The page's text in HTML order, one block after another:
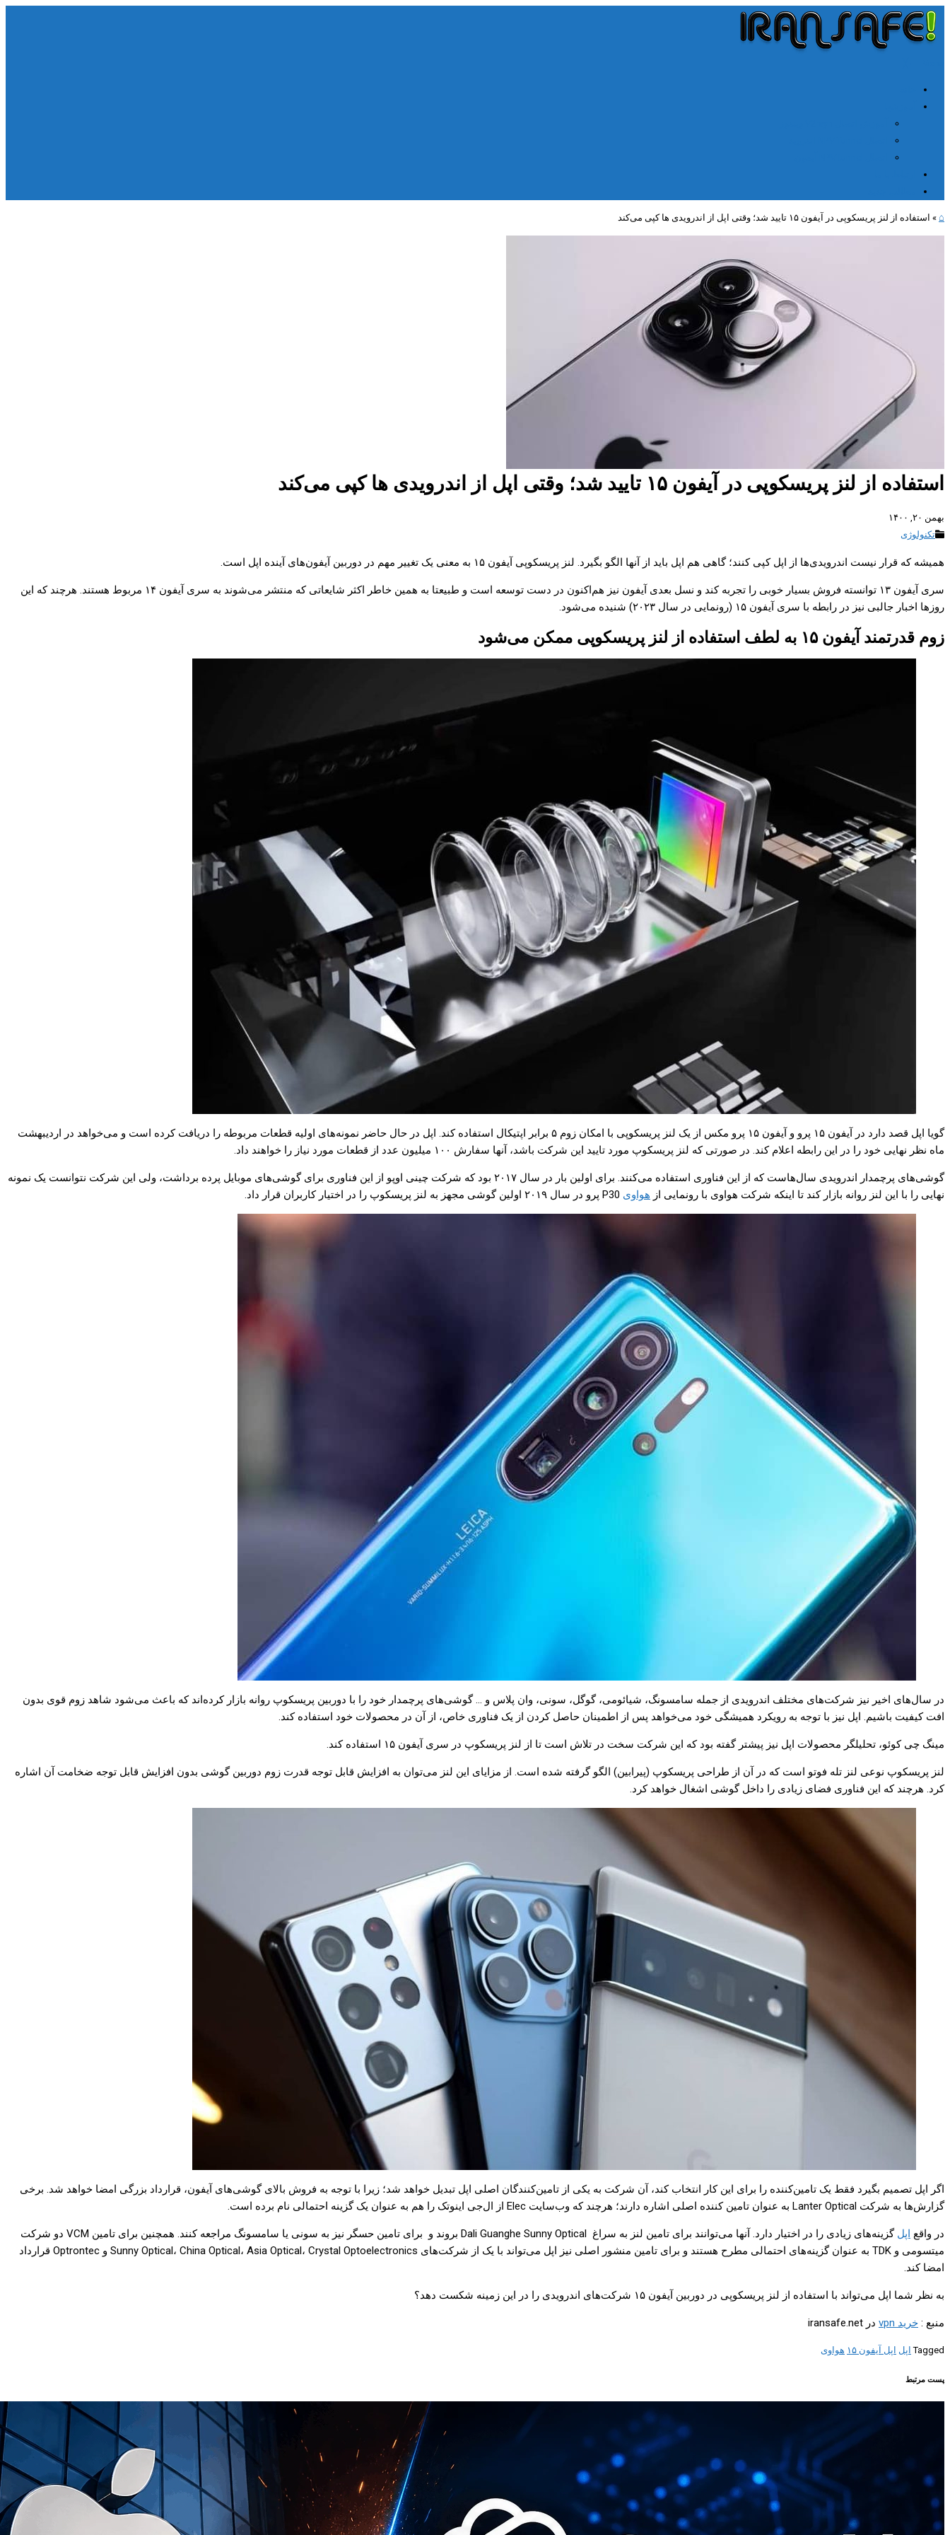
⌂
» استفاده از لنز پریسکوپی در آیفون ۱۵ تایید شد؛ وقتی اپل از اندرویدی ها کپی می‌کند
استفاده از لنز پریسکوپی در آیفون ۱۵ تایید شد؛ وقتی اپل از اندرویدی ها کپی می‌کند
بهمن ۲۰, ۱۴۰۰
تکنولوژی
همیشه که قرار نیست اندرویدی‌ها از اپل کپی کنند؛ گاهی هم اپل باید از آنها الگو بگیرد. لنز پریسکوپی آیفون ۱۵ به معنی یک تغییر مهم در دوربین آیفون‌های آینده اپل است.
سری آیفون ۱۳ توانسته فروش بسیار خوبی را تجربه کند و نسل بعدی آیفون نیز هم‌اکنون در دست توسعه است و طبیعتا به همین خاطر اکثر شایعاتی که منتشر می‌شوند به سری آیفون ۱۴ مربوط هستند. هرچند که این
روزها اخبار جالبی نیز در رابطه با سری آیفون ۱۵ (رونمایی در سال ۲۰۲۳) شنیده می‌شود.
زوم قدرتمند آیفون ۱۵ به لطف استفاده از لنز پریسکوپی ممکن می‌شود
گویا اپل قصد دارد در آیفون ۱۵ پرو و آیفون ۱۵ پرو مکس از یک لنز پریسکوپی با امکان زوم ۵ برابر اپتیکال استفاده کند. اپل در حال حاضر نمونه‌های اولیه قطعات مربوطه را دریافت کرده است و می‌خواهد در اردیبهشت
ماه نظر نهایی خود را در این رابطه اعلام کند. در صورتی که لنز پریسکوپ مورد تایید این شرکت باشد، آنها سفارش ۱۰۰ میلیون عدد از قطعات مورد نیاز را خواهند داد.
گوشی‌های پرچمدار اندرویدی سال‌هاست که از این فناوری استفاده می‌کنند. برای اولین بار در سال ۲۰۱۷ بود که شرکت چینی اوپو از این فناوری برای گوشی‌های موبایل پرده برداشت، ولی این شرکت نتوانست یک نمونه
نهایی را با این لنز روانه بازار کند تا اینکه شرکت هواوی با رونمایی از هواوی
در سال‌های اخیر نیز شرکت‌های مختلف اندرویدی از جمله سامسونگ، شیائومی، گوگل، سونی، وان پلاس و … گوشی‌های پرچمدار خود را با دوربین پریسکوپ روانه بازار کرده‌اند که باعث می‌شود شاهد زوم قوی بدون
افت کیفیت باشیم. اپل نیز با توجه به رویکرد همیشگی خود می‌خواهد پس از اطمینان حاصل کردن از یک فناوری خاص، از آن در محصولات خود استفاده کند.
مینگ چی کوئو، تحلیلگر محصولات اپل نیز پیشتر گفته بود که این شرکت سخت در تلاش است تا از لنز پریسکوپ در سری آیفون ۱۵ استفاده کند.
لنز پریسکوپ نوعی لنز تله‌ فوتو است که در آن از طراحی پریسکوپ (پیرابین) الگو گرفته شده است. از مزایای این لنز می‌توان به افزایش قابل توجه قدرت زوم دوربین گوشی بدون افزایش قابل توجه ضخامت آن اشاره
کرد. هرچند که این فناوری فضای زیادی را داخل گوشی اشغال خواهد کرد.
اگر اپل تصمیم بگیرد فقط یک تامین‌کننده را برای این کار انتخاب کند، آن شرکت به یکی از تامین‌کنندگان اصلی اپل تبدیل خواهد شد؛ زیرا با توجه به فروش بالای گوشی‌های آیفون، قرارداد بزرگی امضا خواهد شد. برخی
گزارش‌ها به شرکت Lanter Optical به عنوان تامین کننده اصلی اشاره دارند؛ هرچند که وب‌سایت Elec از ال‌جی اینوتک را هم به عنوان یک گزینه احتمالی نام برده است.
در واقع اپل
گزینه‌های زیادی را در اختیار دارد. آنها می‌توانند برای تامین لنز به سراغ Dali Guanghe Sunny Optical بروند و برای تامین حسگر نیز به سونی یا سامسونگ مراجعه کنند. همچنین برای تامین VCM دو شرکت
میتسومی و TDK به عنوان گزینه‌های احتمالی مطرح هستند و برای تامین منشور اصلی نیز اپل می‌تواند با یک از شرکت‌های Sunny Optical، China Optical، Asia Optical، Crystal Optoelectronics و Optrontec قرارداد
امضا کند.
به نظر شما اپل می‌تواند با استفاده از لنز پریسکوپی در دوربین آیفون ۱۵ شرکت‌های اندرویدی را در این زمینه شکست دهد؟
منبع : خرید vpn در iransafe.net
Tagged اپل اپل آیفون ۱۵ هواوی
پست مرتبط